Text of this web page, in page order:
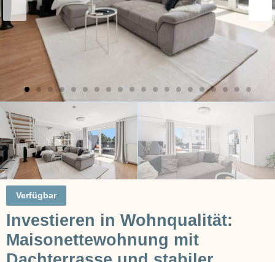
Verfügbar
Investieren in Wohnqualität:
Maisonettewohnung mit